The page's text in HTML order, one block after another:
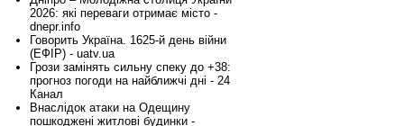
2026: які переваги отримає місто -
dnepr.info
Говорить Україна. 1625-й день війни
(ЕФІР) - uatv.ua
Грози замінять сильну спеку до +38:
прогноз погоди на найближчі дні - 24
Канал
Внаслідок атаки на Одещину
пошкоджені житлові будинки -